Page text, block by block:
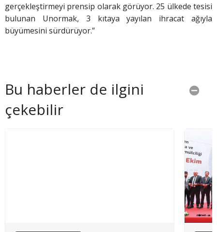
gerçekleştirmeyi prensip olarak görüyor. 25 ülkede tesisi
bulunan Unormak, 3 kıtaya yayılan ihracat ağıyla
büyümesini sürdürüyor.”
Bu haberler de ilgini
çekebilir